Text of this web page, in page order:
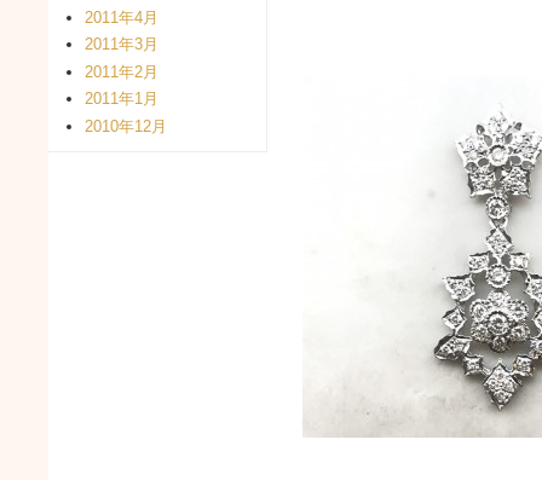
2011年4月
2011年3月
2011年2月
2011年1月
2010年12月